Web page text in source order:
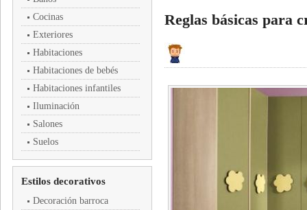
Cocinas
Exteriores
Habitaciones
Habitaciones de bebés
Habitaciones infantiles
Iluminación
Salones
Suelos
Estilos decorativos
Decoración barroca
Reglas básicas para